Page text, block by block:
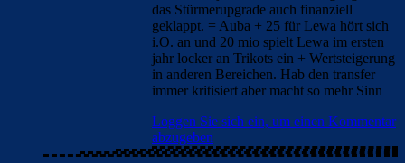
das Stürmerupgrade auch finanziell
geklappt. = Auba + 25 für Lewa hört sich
i.O. an und 20 mio spielt Lewa im ersten
jahr locker an Trikots ein + Wertsteigerung
in anderen Bereichen. Hab den transfer
immer kritisiert aber macht so mehr Sinn
Loggen Sie sich ein, um einen Kommentar
abzugeben